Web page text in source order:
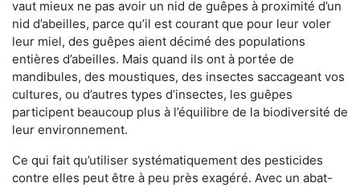
vaut mieux ne pas avoir un nid de guêpes à proximité d’un
nid d’abeilles, parce qu’il est courant que pour leur voler
leur miel, des guêpes aient décimé des populations
entières d’abeilles. Mais quand ils ont à portée de
mandibules, des moustiques, des insectes saccageant vos
cultures, ou d’autres types d’insectes, les guêpes
participent beaucoup plus à l’équilibre de la biodiversité de
leur environnement.
Ce qui fait qu’utiliser systématiquement des pesticides
contre elles peut être à peu près exagéré. Avec un abat-